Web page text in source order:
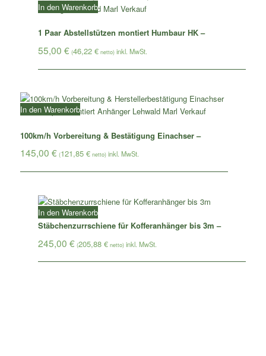
1 Paar Abstellstützen montiert Humbaur HK –
55,00 € (46,22 €netto)
In den Warenkorb
100km/h Vorbereitung & Bestätigung Einachser –
145,00€ (121,85€ netto)
In den Warenkorb
Stäbchenzurrschiene für Kofferanhänger bis 3m –
245,00 € (205,88 €netto)
In den Warenkorb